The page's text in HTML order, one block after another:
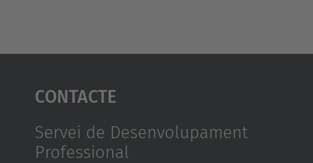
Contacte
Servei de Desenvolupament
Professional